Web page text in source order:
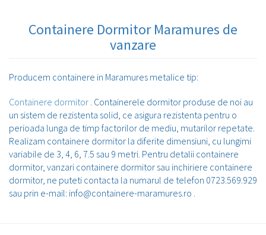
Containere Dormitor Maramures de
vanzare
Producem containere in Maramures metalice tip:
Containere dormitor . Containerele dormitor produse de noi au
un sistem de rezistenta solid, ce asigura rezistenta pentru o
perioada lunga de timp factorilor de mediu, mutarilor repetate.
Realizam containere dormitor la diferite dimensiuni, cu lungimi
variabile de 3, 4, 6, 7.5 sau 9 metri. Pentru detalii containere
dormitor, vanzari containere dormitor sau inchiriere containere
dormitor, ne puteti contacta la numarul de telefon 0723.569.929
sau prin e-mail: info@containere-maramures.ro .